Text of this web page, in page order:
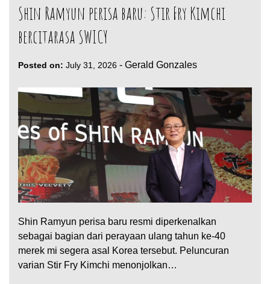
Shin Ramyun perisa baru: Stir Fry Kimchi
bercitarasa SWICY
Posted on: July 31, 2026 - Gerald Gonzales
Shin Ramyun perisa baru resmi diperkenalkan
sebagai bagian dari perayaan ulang tahun ke-40
merek mi segera asal Korea tersebut. Peluncuran
varian Stir Fry Kimchi menonjolkan…